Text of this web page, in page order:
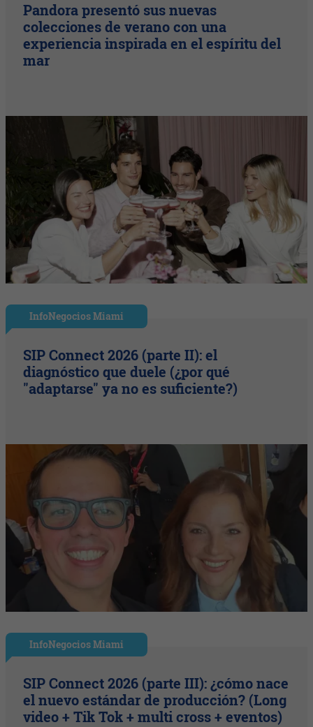
Pandora presentó sus nuevas
colecciones de verano con una
experiencia inspirada en el espíritu del
mar
InfoNegocios Miami
SIP Connect 2026 (parte II): el
diagnóstico que duele (¿por qué
"adaptarse" ya no es suficiente?)
InfoNegocios Miami
SIP Connect 2026 (parte III): ¿cómo nace
el nuevo estándar de producción? (Long
video + Tik Tok + multi cross + eventos)